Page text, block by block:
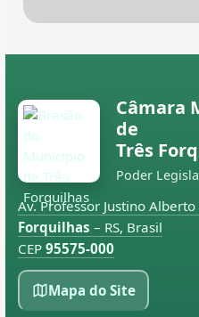
Câmara
de
Três
Poder
Av. Professor Justino
Forquilhas – RS, Brasil
CEP 95575-000
Mapa do Site